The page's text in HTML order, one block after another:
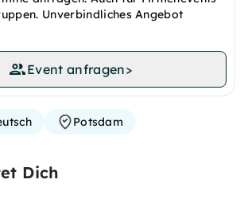
Unverbindliches Angebot
Event anfragen>
Potsdam
Dich